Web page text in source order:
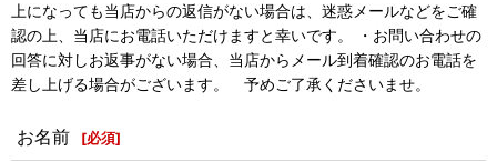
上になっても当店からの返信がない場合は、迷惑メールなどをご確
認の上、当店にお電話いただけますと幸いです。 ・お問い合わせの
回答に対しお返事がない場合、当店からメール到着確認のお電話を
差し上げる場合がございます。 予めご了承くださいませ。
お名前 [必須]